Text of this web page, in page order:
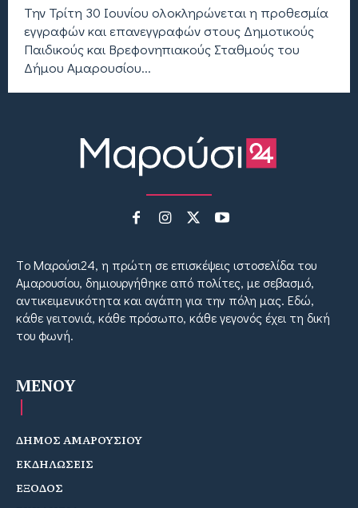
Την Τρίτη 30 Ιουνίου ολοκληρώνεται η προθεσμία
εγγραφών και επανεγγραφών στους Δημοτικούς
Παιδικούς και Βρεφονηπιακούς Σταθμούς του
Δήμου Αμαρουσίου...
Tο Μαρούσι24, η πρώτη σε επισκέψεις ιστοσελίδα του
Αμαρουσίου, δημιουργήθηκε από πολίτες, με σεβασμό,
αντικειμενικότητα και αγάπη για την πόλη μας. Εδώ,
κάθε γειτονιά, κάθε πρόσωπο, κάθε γεγονός έχει τη δική
του φωνή.
MENOY
ΔΗΜΟΣ ΑΜΑΡΟΥΣΙΟΥ
ΕΚΔΗΛΩΣΕΙΣ
ΕΞΟΔΟΣ